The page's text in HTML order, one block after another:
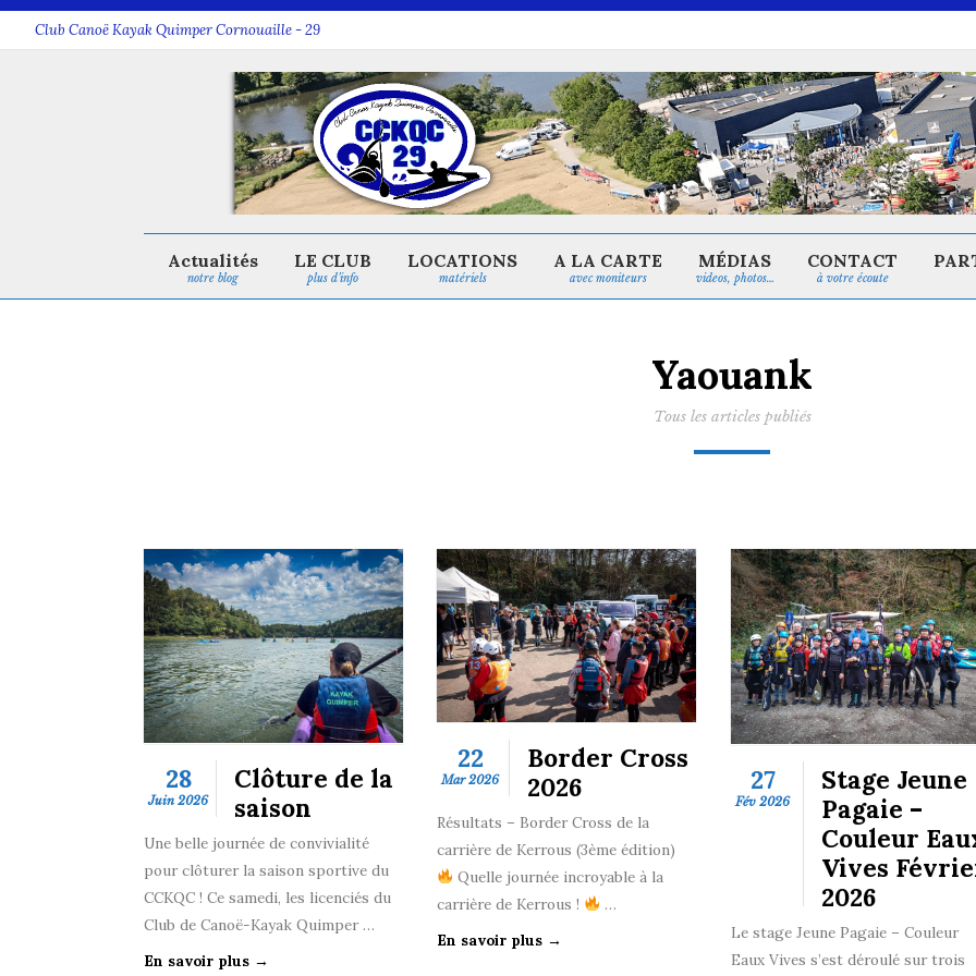
Club Canoë Kayak Quimper Cornouaille - 29
notre blog
Actualités
plus d’info
LE CLUB
matériels
LOCATIONS
avec moniteurs
A LA CARTE
videos, photos…
MÉDIAS
à votre écoute
CONTACT
Yaouank
Tous les articles publiés
28
Juin 2026
Clôture de la
saison
Une belle journée de convivialité
pour clôturer la saison sportive du
CCKQC ! Ce samedi, les licenciés du
Club de Canoë-Kayak Quimper …
En savoir plus →
22
Mar 2026
Border Cross
2026
Résultats – Border Cross de la
carrière de Kerrous (3ème édition)
Quelle journée incroyable à la
carrière de Kerrous !
…
En savoir plus →
27
Fév 2026
Stage Jeune
Pagaie –
Couleur
Vives
2026
Le stage Jeune Pagaie – Couleur
Eaux Vives s’est déroulé sur trois